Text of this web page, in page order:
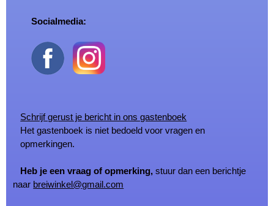
Socialmedia:
Schrijf gerust je bericht in ons gastenboek
Het gastenboek is niet bedoeld voor vragen en
opmerkingen.
Heb je een vraag of opmerking, stuur dan een berichtje
naar breiwinkel@gmail.com